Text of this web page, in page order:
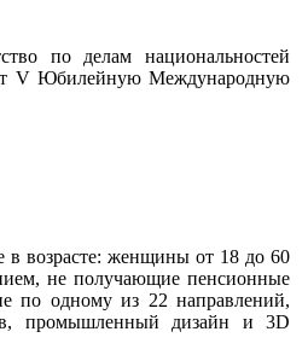
по делам национальностей
V Юбилейную Международную
в возрасте: женщины от 18 до 60
не получающие пенсионные
по одному из 22 направлений,
промышленный дизайн и 3D